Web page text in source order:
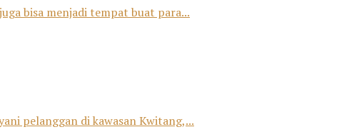
bisa menjadi tempat buat para...
pelanggan di kawasan Kwitang,...